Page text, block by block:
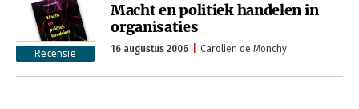
Recensie
Macht en politiek handelen in
organisaties
16 augustus 2006 Carolien de Monchy